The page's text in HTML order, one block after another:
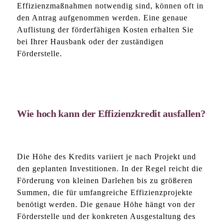
Effizienzmaßnahmen notwendig sind, können oft in
den Antrag aufgenommen werden. Eine genaue
Auflistung der förderfähigen Kosten erhalten Sie
bei Ihrer Hausbank oder der zuständigen
Förderstelle.
Wie hoch kann der Effizienzkredit ausfallen?
Die Höhe des Kredits variiert je nach Projekt und
den geplanten Investitionen. In der Regel reicht die
Förderung von kleinen Darlehen bis zu größeren
Summen, die für umfangreiche Effizienzprojekte
benötigt werden. Die genaue Höhe hängt von der
Förderstelle und der konkreten Ausgestaltung des